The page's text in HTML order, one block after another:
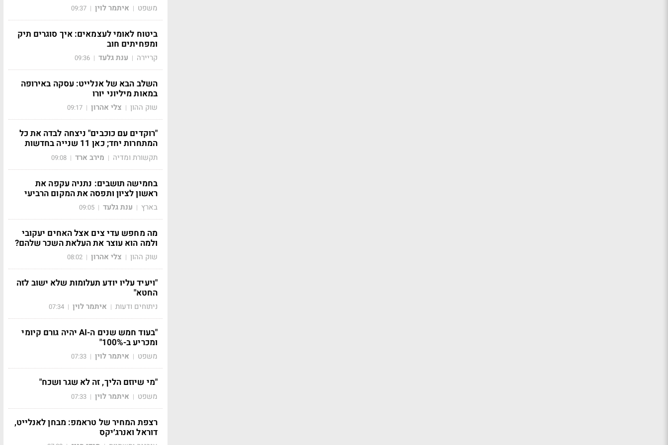
משפט | איתמר לוין |
09:37
ביטוח לאומי לעצמאים: איך סוגרים תיק
ומפחיתים חוב
קריירה | ענת גלעד |
09:36
השלב הבא של אנלייט: עסקה באירופה
במאות מיליוני יורו
שוק ההון | צלי אהרון |
09:17
"רוקדים עם כוכבים" ניצחה לבדה את כל
המתחרות יחד; כאן 11 שנייה בחדשות
תקשורת ומדיה | מירב ארד |
09:08
בחמישה תושבים: נתניה עקפה את
ראשון לציון ותפסה את המקום הרביעי
בארץ | ענת גלעד |
09:05
מה מחפש עדי צים אצל האחים יעקובי
ולמה הוא עוצר את העלאת השכר שלהם?
שוק ההון | צלי אהרון |
08:02
"ויעיד עליו יודע תעלומות שלא ישוב לזה
החטא"
ניתוחים ודעות | איתמר לוין |
07:34
"בעוד חמש שנים ה-AI יהיה גורם קיומי
ומכריע ב-100%"
משפט | איתמר לוין |
07:33
"מי שיוזם הליך, זה לא שגר ושכח"
משפט | איתמר לוין |
07:33
רצפת המחיר של טראמפ: מבחן לאנלייט,
דוראל ואנרג׳יקס